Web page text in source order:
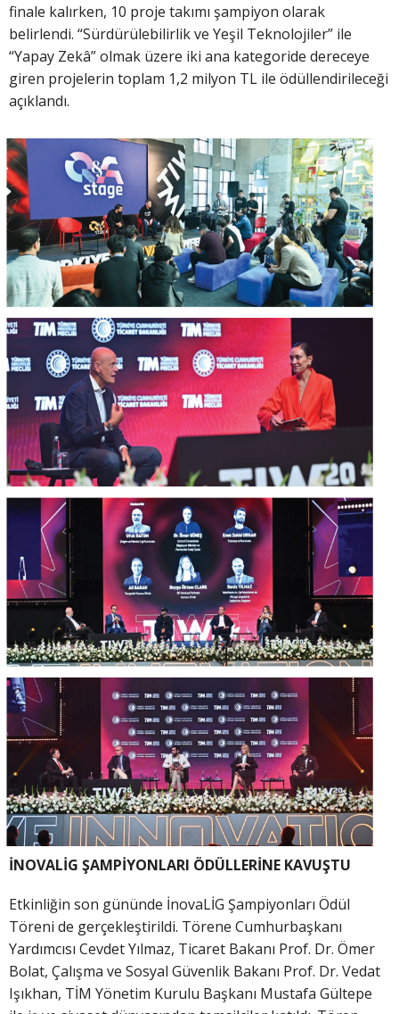
finale kalırken, 10 proje takımı şampiyon olarak
belirlendi. “Sürdürülebilirlik ve Yeşil Teknolojiler” ile
“Yapay Zekâ” olmak üzere iki ana kategoride dereceye
giren projelerin toplam 1,2 milyon TL ile ödüllendirileceği
açıklandı.
İNOVALİG ŞAMPİYONLARI ÖDÜLLERİNE KAVUŞTU
Etkinliğin son gününde İnovaLİG Şampiyonları Ödül
Töreni de gerçekleştirildi. Törene Cumhurbaşkanı
Yardımcısı Cevdet Yılmaz, Ticaret Bakanı Prof. Dr. Ömer
Bolat, Çalışma ve Sosyal Güvenlik Bakanı Prof. Dr. Vedat
Işıkhan, TİM Yönetim Kurulu Başkanı Mustafa Gültepe